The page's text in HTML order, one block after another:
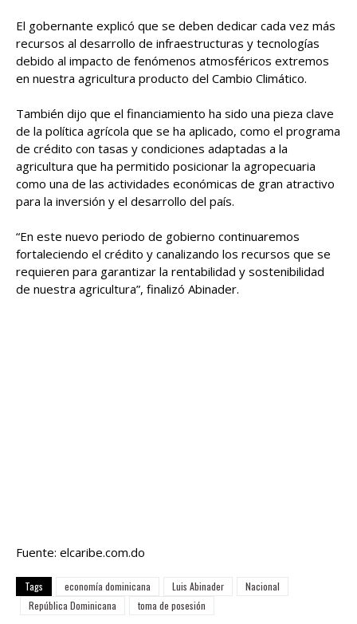
El gobernante explicó que se deben dedicar cada vez más
recursos al desarrollo de infraestructuras y tecnologías
debido al impacto de fenómenos atmosféricos extremos
en nuestra agricultura producto del Cambio Climático.
También dijo que el financiamiento ha sido una pieza clave
de la política agrícola que se ha aplicado, como el programa
de crédito con tasas y condiciones adaptadas a la
agricultura que ha permitido posicionar la agropecuaria
como una de las actividades económicas de gran atractivo
para la inversión y el desarrollo del país.
“En este nuevo periodo de gobierno continuaremos
fortaleciendo el crédito y canalizando los recursos que se
requieren para garantizar la rentabilidad y sostenibilidad
de nuestra agricultura”, finalizó Abinader.
Fuente: elcaribe.com.do
Tags economía dominicana Luis Abinader
Nacional
República Dominicana
toma de posesión